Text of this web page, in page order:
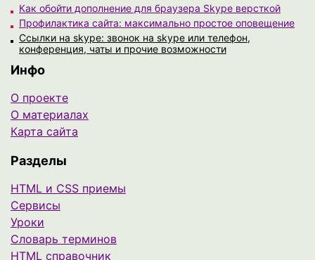
Как обойти дополнение для браузера Skype версткой
Профилактика сайта: максимально простое оповещение
Ссылки на skype: звонок на skype или телефон,
конференция, чаты и прочие возможности
Инфо
О проекте
О материалах
Карта сайта
Разделы
HTML и CSS приемы
Сервисы
Уроки
Cловарь терминов
HTML справочник